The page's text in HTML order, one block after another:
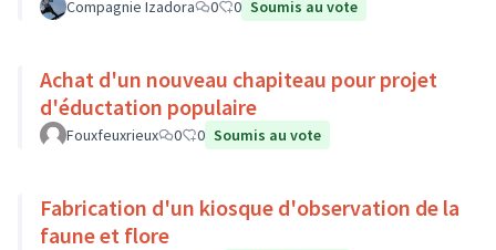
Compagnie Izadora 0 0 Soumis au vote
Achat d'un nouveau chapiteau pour projet
d'éductation populaire
Fouxfeuxrieux 0 0 Soumis au vote
Fabrication d'un kiosque d'observation de la
faune et flore